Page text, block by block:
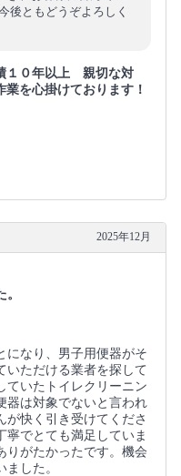
後ともどうぞよろしく
１０年以上 親切な対
業を心掛けております！
2025年12月
になり、男子用便器がそ
いただける業者を探して
ていたトイレクリーニン
器は対象でないと言われ
が快く引き受けてくださ
寧でとても満足していま
りがたかったです。機会
した。